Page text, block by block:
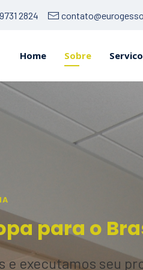
2824
Home Sobre
para o
e executamos seu